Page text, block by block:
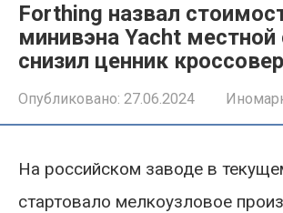
Forthing назвал
минивэна Yacht местной
снизил ценник
Опубликовано: 27.06.2024
На российском заводе в
стартовало мелкоузловое